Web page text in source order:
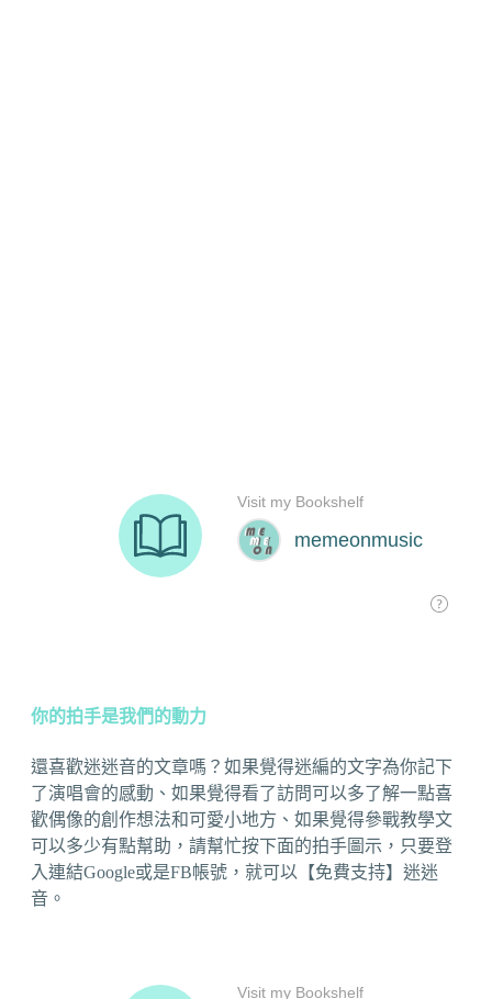
你的拍手是我們的動力
還喜歡迷迷音的文章嗎？如果覺得迷編的文字為你記下
了演唱會的感動、如果覺得看了訪問可以多了解一點喜
歡偶像的創作想法和可愛小地方、如果覺得參戰教學文
可以多少有點幫助，請幫忙按下面的拍手圖示，只要登
入連結Google或是FB帳號，就可以【免費支持】迷迷
音。